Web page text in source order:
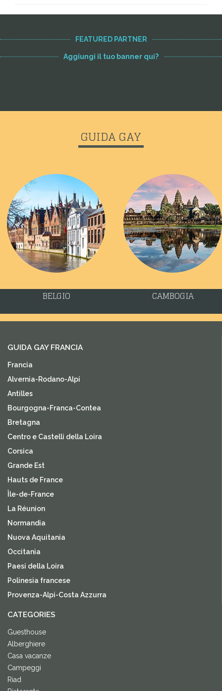
FEATURED PARTNER
Aggiungi il tuo banner qui?
GUIDA GAY
BELGIO CAMBOGIA
GUIDA GAY FRANCIA
Francia
Alvernia-Rodano-Alpi
Antilles
Bourgogna-Franca-Contea
Bretagna
Centro e Castelli della Loira
Corsica
Grande Est
Hauts de France
Île-de-France
La Réunion
Normandia
Nuova Aquitania
Occitania
Paesi della Loira
Polinesia francese
Provenza-Alpi-Costa Azzurra
CATEGORIES
Guesthouse
Alberghiere
Casa vacanze
Campeggi
Riad